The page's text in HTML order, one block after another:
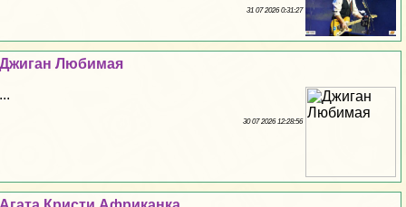
31 07 2026 0:31:27
Джиган Любимая
...
30 07 2026 12:28:56